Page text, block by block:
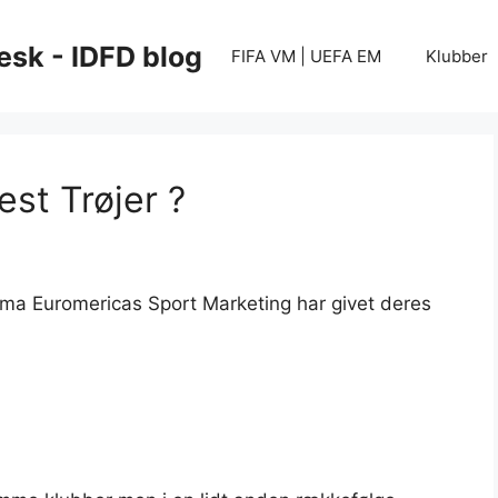
- IDFD blog FIFA VM | UEFA EM Klubber
Trøjer ?
Euromericas Sport Marketing har givet deres